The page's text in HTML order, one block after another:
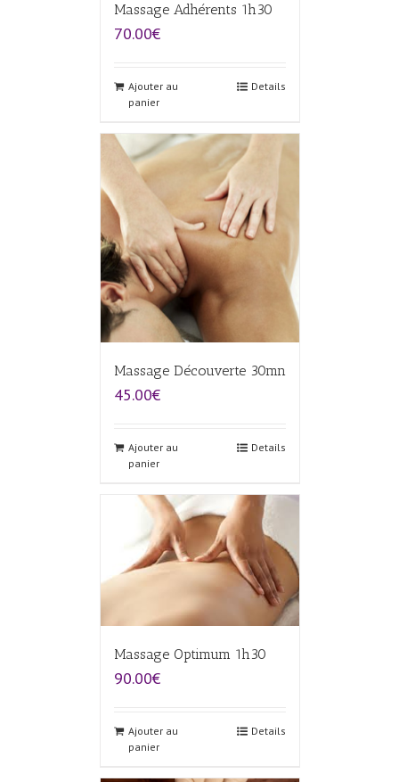
Massage Adhérents 1h30
70.00€
Ajouter au
panier
Details
Massage Découverte 30mn
45.00€
Ajouter au
panier
Details
Massage Optimum 1h30
90.00€
Ajouter au
panier
Details